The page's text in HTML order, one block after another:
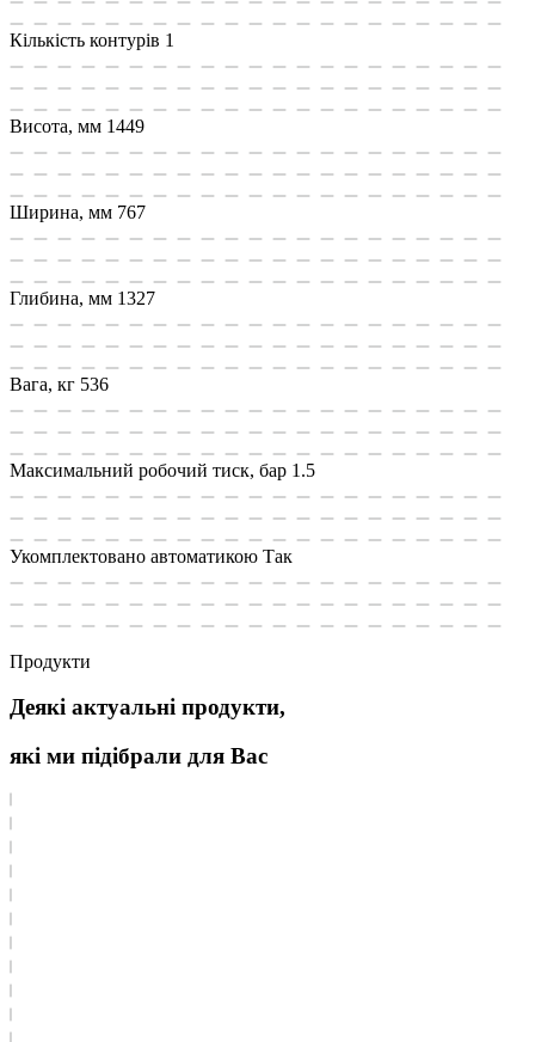
Кількість контурів 1
Висота, мм 1449
Ширина, мм 767
Глибина, мм 1327
Вага, кг 536
Максимальний робочий тиск, бар 1.5
Укомплектовано автоматикою Так
Продукти
Деякі актуальні продукти,
які ми підібрали для Вас